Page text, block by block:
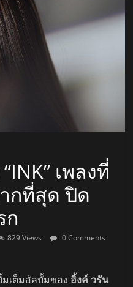
เพลงที่
กที่สุด ปิด
ก
829 Views
0 Comments
เต็มอัลบั้มของ อิ้งค์ วรัน